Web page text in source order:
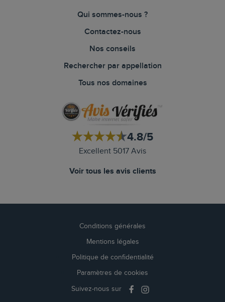
Qui sommes-nous ?
Contactez-nous
Nos conseils
Rechercher par appellation
Tous nos domaines
4.8/5
Excellent 5017 Avis
Voir tous les avis clients
Conditions générales
Mentions légales
Politique de confidentialité
Paramètres de cookies
Suivez-nous sur